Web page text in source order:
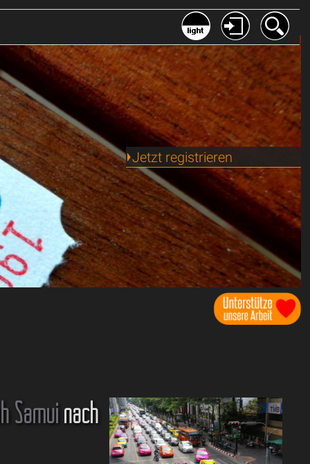
Jetzt registrieren
Samuinach